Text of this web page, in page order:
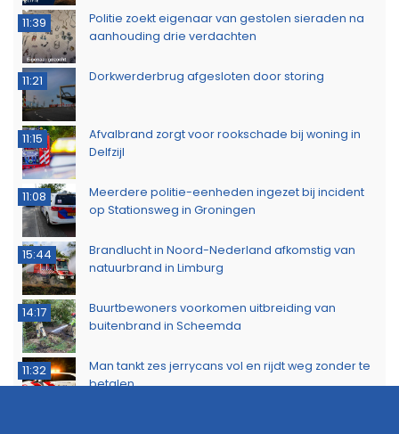
11:39
Politie zoekt eigenaar van gestolen sieraden na
aanhouding drie verdachten
11:21 Dorkwerderbrug afgesloten door storing
11:15
Afvalbrand zorgt voor rookschade bij woning in
Delfzijl
11:08
Meerdere politie-eenheden ingezet bij incident
op Stationsweg in Groningen
15:44
Brandlucht in Noord-Nederland afkomstig van
natuurbrand in Limburg
14:17
Buurtbewoners voorkomen uitbreiding van
buitenbrand in Scheemda
11:32
Man tankt zes jerrycans vol en rijdt weg zonder te
betalen